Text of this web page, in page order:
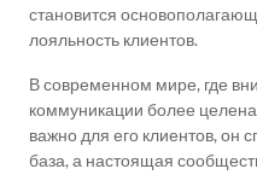
становится
лояльность клиентов.
В современном мире, где
коммуникации более
важно для его клиентов, он
база, а настоящая